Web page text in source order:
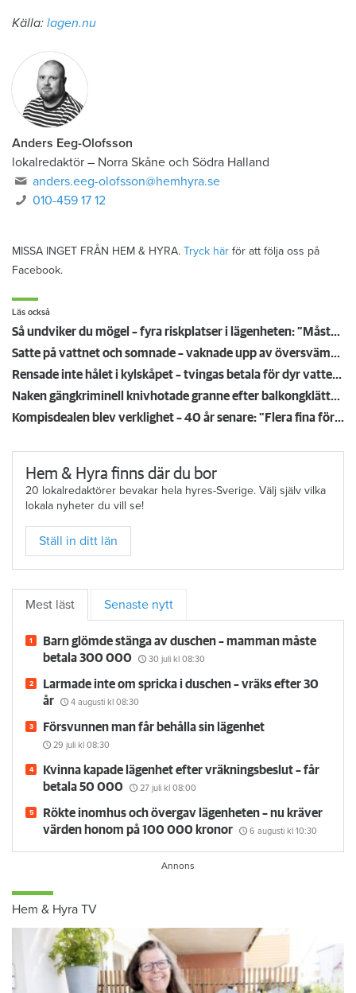
Källa: lagen.nu
Anders Eeg-Olofsson
lokalredaktör – Norra Skåne och Södra Halland
anders.eeg-olofsson@hemhyra.se
010-459 17 12
MISSA INGET FRÅN HEM & HYRA. Tryck här för att följa oss på
Facebook.
Läs också
Så undviker du mögel – fyra riskplatser i lägenheten: ”Måste städa bort”
Satte på vattnet och somnade – vaknade upp av översvämning hos grannen
Rensade inte hålet i kylskåpet – tvingas betala för dyr vattenskada
Naken gängkriminell knivhotade granne efter balkongklättring
Kompisdealen blev verklighet – 40 år senare: "Flera fina fördelar med att dela bostad"
Hem & Hyra finns där du bor
20 lokalredaktörer bevakar hela hyres-Sverige. Välj själv vilka
lokala nyheter du vill se!
Ställ in ditt län
Mest läst Senaste nytt
Barn glömde stänga av duschen – mamman måste
betala 300 000
30 juli kl 08:30
Larmade inte om spricka i duschen – vräks efter 30
år
4 augusti kl 08:30
Försvunnen man får behålla sin lägenhet
29 juli kl 08:30
Kvinna kapade lägenhet efter vräkningsbeslut – får
betala 50 000
27 juli kl 08:00
Rökte inomhus och övergav lägenheten – nu kräver
värden honom på 100 000 kronor
6 augusti kl 10:30
Hem & Hyra TV